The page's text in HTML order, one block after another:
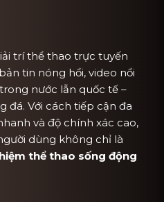
trí thể thao trực tuyến
tin nóng hổi, video nổi
nước lẫn quốc tế –
đá. Với cách tiếp cận đa
và độ chính xác cao,
dùng không chỉ là
thể thao sống động